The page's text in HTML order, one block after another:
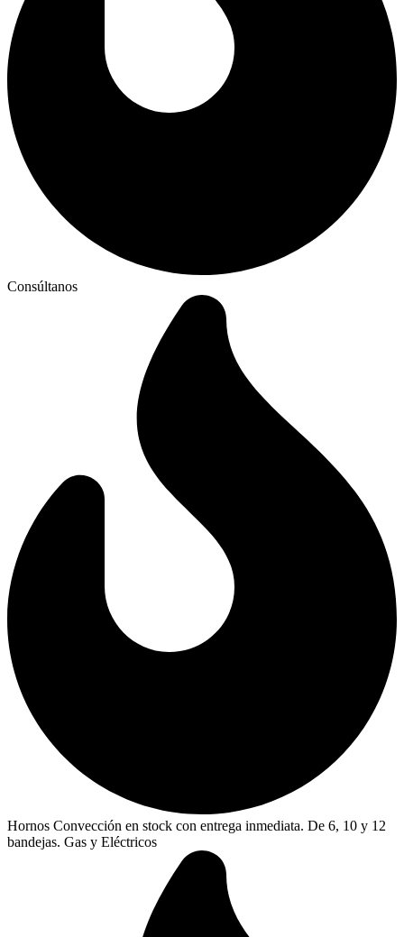
Consúltanos
Hornos Convección en stock con entrega inmediata. De 6, 10 y 12
bandejas. Gas y Eléctricos